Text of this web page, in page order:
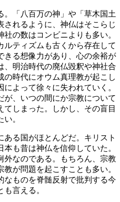
。「八百万の神」や「草木国土
されるように、神仏はそこらじ
の数はコンビニよりも多い。
ルティズムも古くから存在して
きる想像力があり、心の余裕が
、明治時代の廃仏毀釈や神社合
の時代にオウム真理教が起こし
よって徐々に失われていく。
が、いつの間にか宗教について
しまった。しかし、その盲目
。
る国がほとんどだ。キリスト
も昔は神仏を信仰していた。
外なのである。もちろん、宗教
が問題を起こすことも多い。
なものを脊髄反射で批判する今
言える。